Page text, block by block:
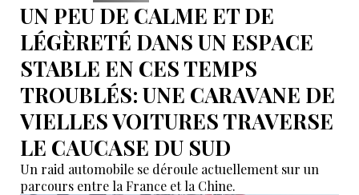
UN PEU DE CALME ET DE
LÉGÈRETÉ DANS UN ESPACE
STABLE EN CES TEMPS
TROUBLÉS: UNE CARAVANE DE
VIELLES VOITURES TRAVERSE
LE CAUCASE DU SUD
Un raid automobile se déroule actuellement sur un
parcours entre la France et la Chine.